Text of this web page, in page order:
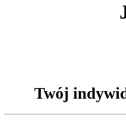
Twój